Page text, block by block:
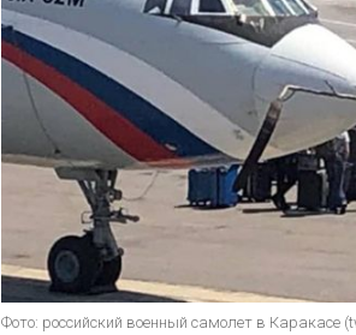
Фото: российский военный самолет в Каракасе